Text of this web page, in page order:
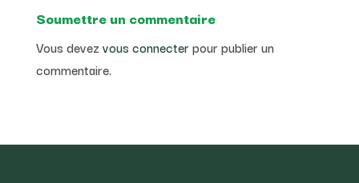
Soumettre un commentaire
Vous devez vous connecterpour publier un
commentaire.